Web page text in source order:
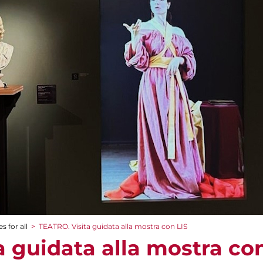
for all > TEATRO. Visita guidata alla mostra con LIS
guidata alla mostra